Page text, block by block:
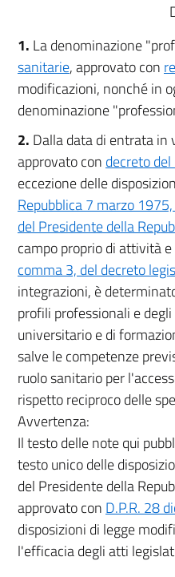
1. La denominazione
sanitarie, approvato con
modificazioni, nonché in
denominazione
2. Dalla data di entrata in
approvato con decreto
eccezione delle
Repubblica 7 marzo
del Presidente della
campo proprio di attività
comma 3, del decreto
integrazioni, è
profili professionali e
universitario e di
salve le competenze
ruolo sanitario per
rispetto reciproco delle
Avvertenza:
Il testo delle note qui
testo unico delle
del Presidente della
approvato con D.P.R. 28
disposizioni di legge
l'efficacia degli atti